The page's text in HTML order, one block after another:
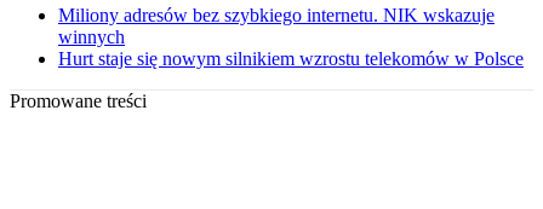
Miliony adresów bez szybkiego internetu. NIK wskazuje
winnych
Hurt staje się nowym silnikiem wzrostu telekomów w Polsce
Promowane treści